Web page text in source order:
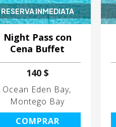
RESERVA INMEDIATA
Night Pass con
Cena Buffet
140 $
Ocean Eden Bay
Montego Bay
COMPRAR